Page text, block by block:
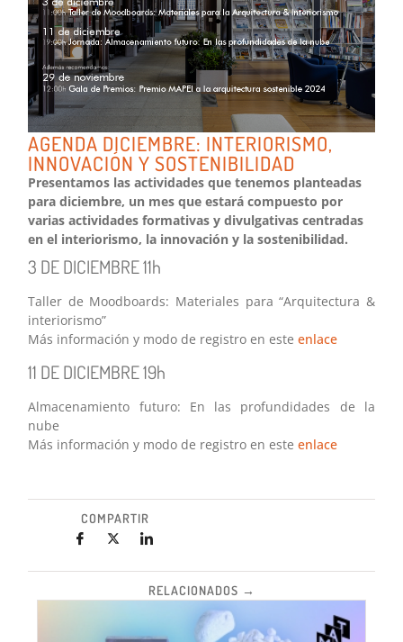
AGENDA DICIEMBRE: INTERIORISMO,
INNOVACIÓN Y SOSTENIBILIDAD
Presentamos las actividades que tenemos planteadas
para diciembre, un mes que estará compuesto por
varias actividades formativas y divulgativas centradas
en el interiorismo, la innovación y la sostenibilidad.
3 DE DICIEMBRE 11h
Taller de Moodboards: Materiales para “Arquitectura &
interiorismo”
Más información y modo de registro en esteenlace
11 DE DICIEMBRE 19h
Almacenamiento futuro: En las profundidades de la
nube
Más información y modo de registro en esteenlace
COMPARTIR
RELACIONADOS →